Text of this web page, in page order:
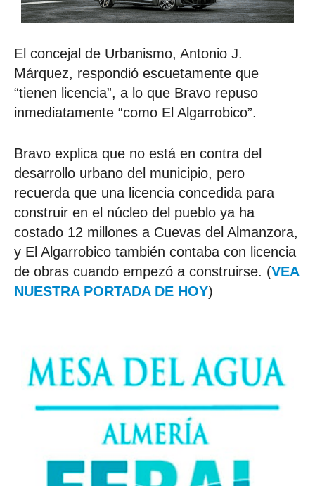
El concejal de Urbanismo, Antonio J.
Márquez, respondió escuetamente que
“tienen licencia”, a lo que Bravo repuso
inmediatamente “como El Algarrobico”.
Bravo explica que no está en contra del
desarrollo urbano del municipio, pero
recuerda que una licencia concedida para
construir en el núcleo del pueblo ya ha
costado 12 millones a Cuevas del Almanzora,
y El Algarrobico también contaba con licencia
de obras cuando empezó a construirse. (VEA
NUESTRA PORTADA DE HOY)